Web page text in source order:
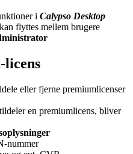
i Calypso Desktop
flyttes mellem brugere
eller fjerne premiumlicenser
en premiumlicens, bliver
nummer